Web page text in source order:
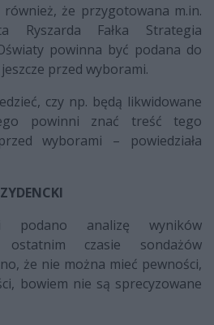
również, że przygotowana m.in.
Ryszarda Fałka Strategia
powinna być podana do
przed wyborami.
czy np. będą likwidowane
powinni znać treść tego
wyborami – powiedziała
podano analizę wyników
czasie sondażów
że nie można mieć pewności,
bowiem nie są sprecyzowane